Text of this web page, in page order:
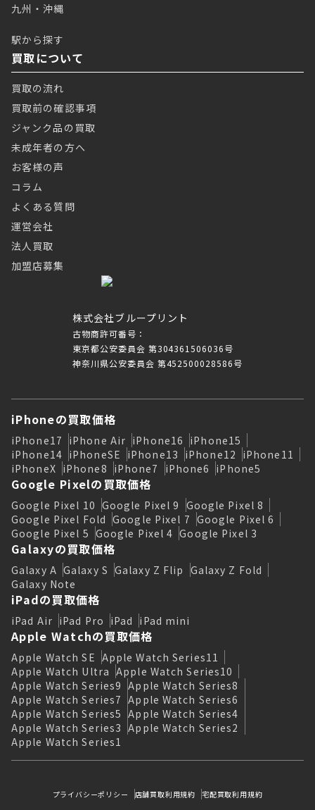
株式会社ブループリント
古物商許可番号：
東京都公安委員会 第304361506036号
神奈川県公安委員会 第452500028586号
九州・沖縄
駅から探す
買取について
買取の流れ
買取前の確認事項
ジャンク品の買取
未成年者の方へ
お客様の声
コラム
よくある質問
運営会社
法人買取
加盟店募集
iPhoneの買取価格
iPhone17 iPhone Air iPhone16 iPhone15
iPhone14 iPhoneSE iPhone13 iPhone12 iPhone11
iPhoneX iPhone8 iPhone7 iPhone6 iPhone5
Google Pixelの買取価格
Google Pixel 10 Google Pixel 9 Google Pixel 8
Google Pixel Fold Google Pixel 7 Google Pixel 6
Google Pixel 5 Google Pixel 4 Google Pixel 3
Galaxyの買取価格
Galaxy A Galaxy S Galaxy Z Flip Galaxy Z Fold
Galaxy Note
iPadの買取価格
iPad Air iPad Pro iPad iPad mini
Apple Watchの買取価格
Apple Watch SE Apple Watch Series11
Apple Watch Ultra Apple Watch Series10
Apple Watch Series9 Apple Watch Series8
Apple Watch Series7 Apple Watch Series6
Apple Watch Series5 Apple Watch Series4
Apple Watch Series3 Apple Watch Series2
Apple Watch Series1
プライバシーポリシー 店舗買取利用規約 宅配買取利用規約